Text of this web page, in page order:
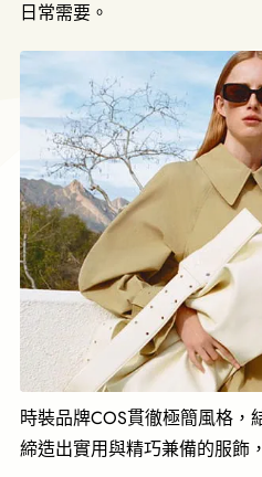
日常需要。
時裝品牌COS貫徹極簡風格，
締造出實用與精巧兼備的服飾